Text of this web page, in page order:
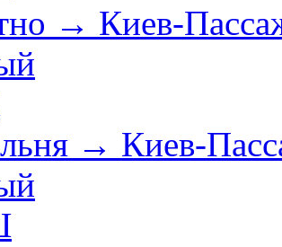
→ Киев-
→ Киев-